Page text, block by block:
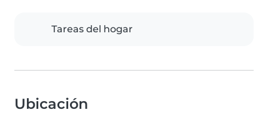
Tareas del hogar
Ubicación